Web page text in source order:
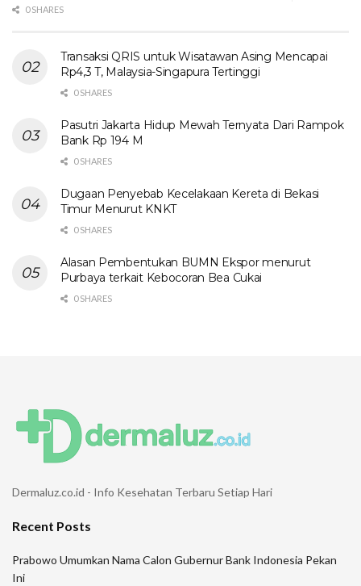
0 SHARES
Transaksi QRIS untuk Wisatawan Asing Mencapai
Rp4,3 T, Malaysia-Singapura Tertinggi
0 SHARES
Pasutri Jakarta Hidup Mewah Ternyata Dari Rampok
Bank Rp 194 M
0 SHARES
Dugaan Penyebab Kecelakaan Kereta di Bekasi
Timur Menurut KNKT
0 SHARES
Alasan Pembentukan BUMN Ekspor menurut
Purbaya terkait Kebocoran Bea Cukai
0 SHARES
Dermaluz.co.id - Info Kesehatan Terbaru Setiap Hari
Recent Posts
Prabowo Umumkan Nama Calon Gubernur Bank Indonesia Pekan
Ini